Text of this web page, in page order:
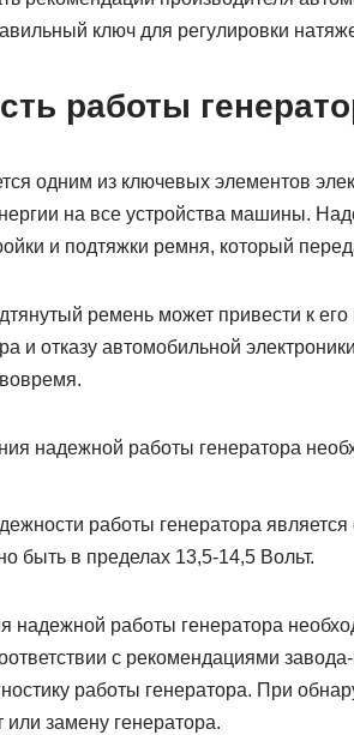
ключ для регулировки
работы
одним из ключевых элементов
на все устройства машины.
и подтяжки ремня, который
ремень может привести к
и отказу автомобильной
надежной работы генератора
работы генератора
быть в пределах 13,5-14,5 Вольт.
надежной работы генератора
с рекомендациями
работы генератора. При
или замену генератора.